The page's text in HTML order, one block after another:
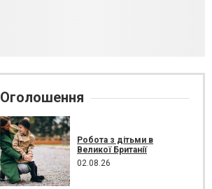
Оголошення
Робота з дітьми в
Великої Британії
02.08.26